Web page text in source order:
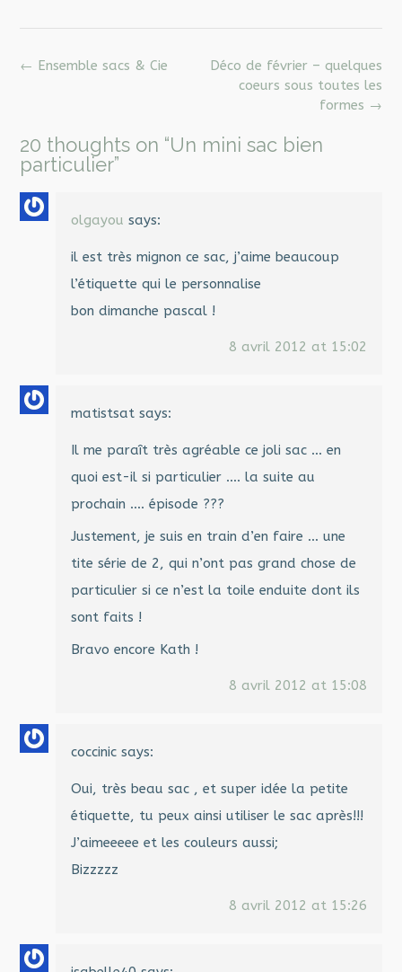
Post
Déco de février – quelques
coeurs sous toutes les
formes →
← Ensemble sacs & Cie
20 thoughts on “Un mini sac bien
particulier”
olgayou says:
il est très mignon ce sac, j’aime beaucoup
l’étiquette qui le personnalise
bon dimanche pascal !
8 avril 2012 at 15:02
matistsat says:
Il me paraît très agréable ce joli sac … en
quoi est-il si particulier …. la suite au
prochain …. épisode ???
Justement, je suis en train d’en faire … une
tite série de 2, qui n’ont pas grand chose de
particulier si ce n’est la toile enduite dont ils
sont faits !
Bravo encore Kath !
8 avril 2012 at 15:08
coccinic says:
Oui, très beau sac , et super idée la petite
étiquette, tu peux ainsi utiliser le sac après!!!
J’aimeeeee et les couleurs aussi;
Bizzzzz
8 avril 2012 at 15:26